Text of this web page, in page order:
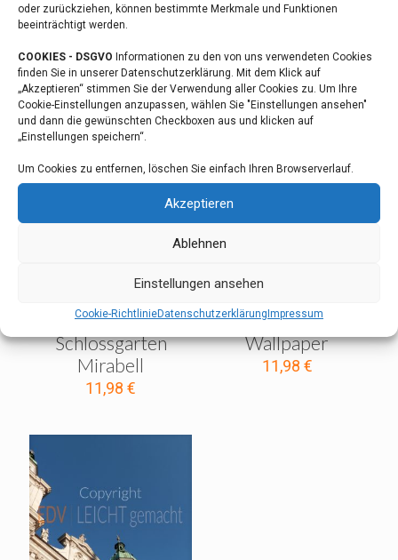
oder zurückziehen, können bestimmte Merkmale und Funktionen
beeinträchtigt werden.
COOKIES - DSGVO Informationen zu den von uns verwendeten Cookies
finden Sie in unserer Datenschutzerklärung. Mit dem Klick auf
„Akzeptieren“ stimmen Sie der Verwendung aller Cookies zu. Um Ihre
Cookie-Einstellungen anzupassen, wählen Sie "Einstellungen ansehen"
und dann die gewünschten Checkboxen aus und klicken auf
„Einstellungen speichern“.
Um Cookies zu entfernen, löschen Sie einfach Ihren Browserverlauf.
Akzeptieren
Ablehnen
Einstellungen ansehen
Cookie-RichtlinieDatenschutzerklärung Impressum
Rezensionen0
Ähnliche Produkte
Schlossgarten
Mirabell
11,98€
Wallpaper
11,98 €